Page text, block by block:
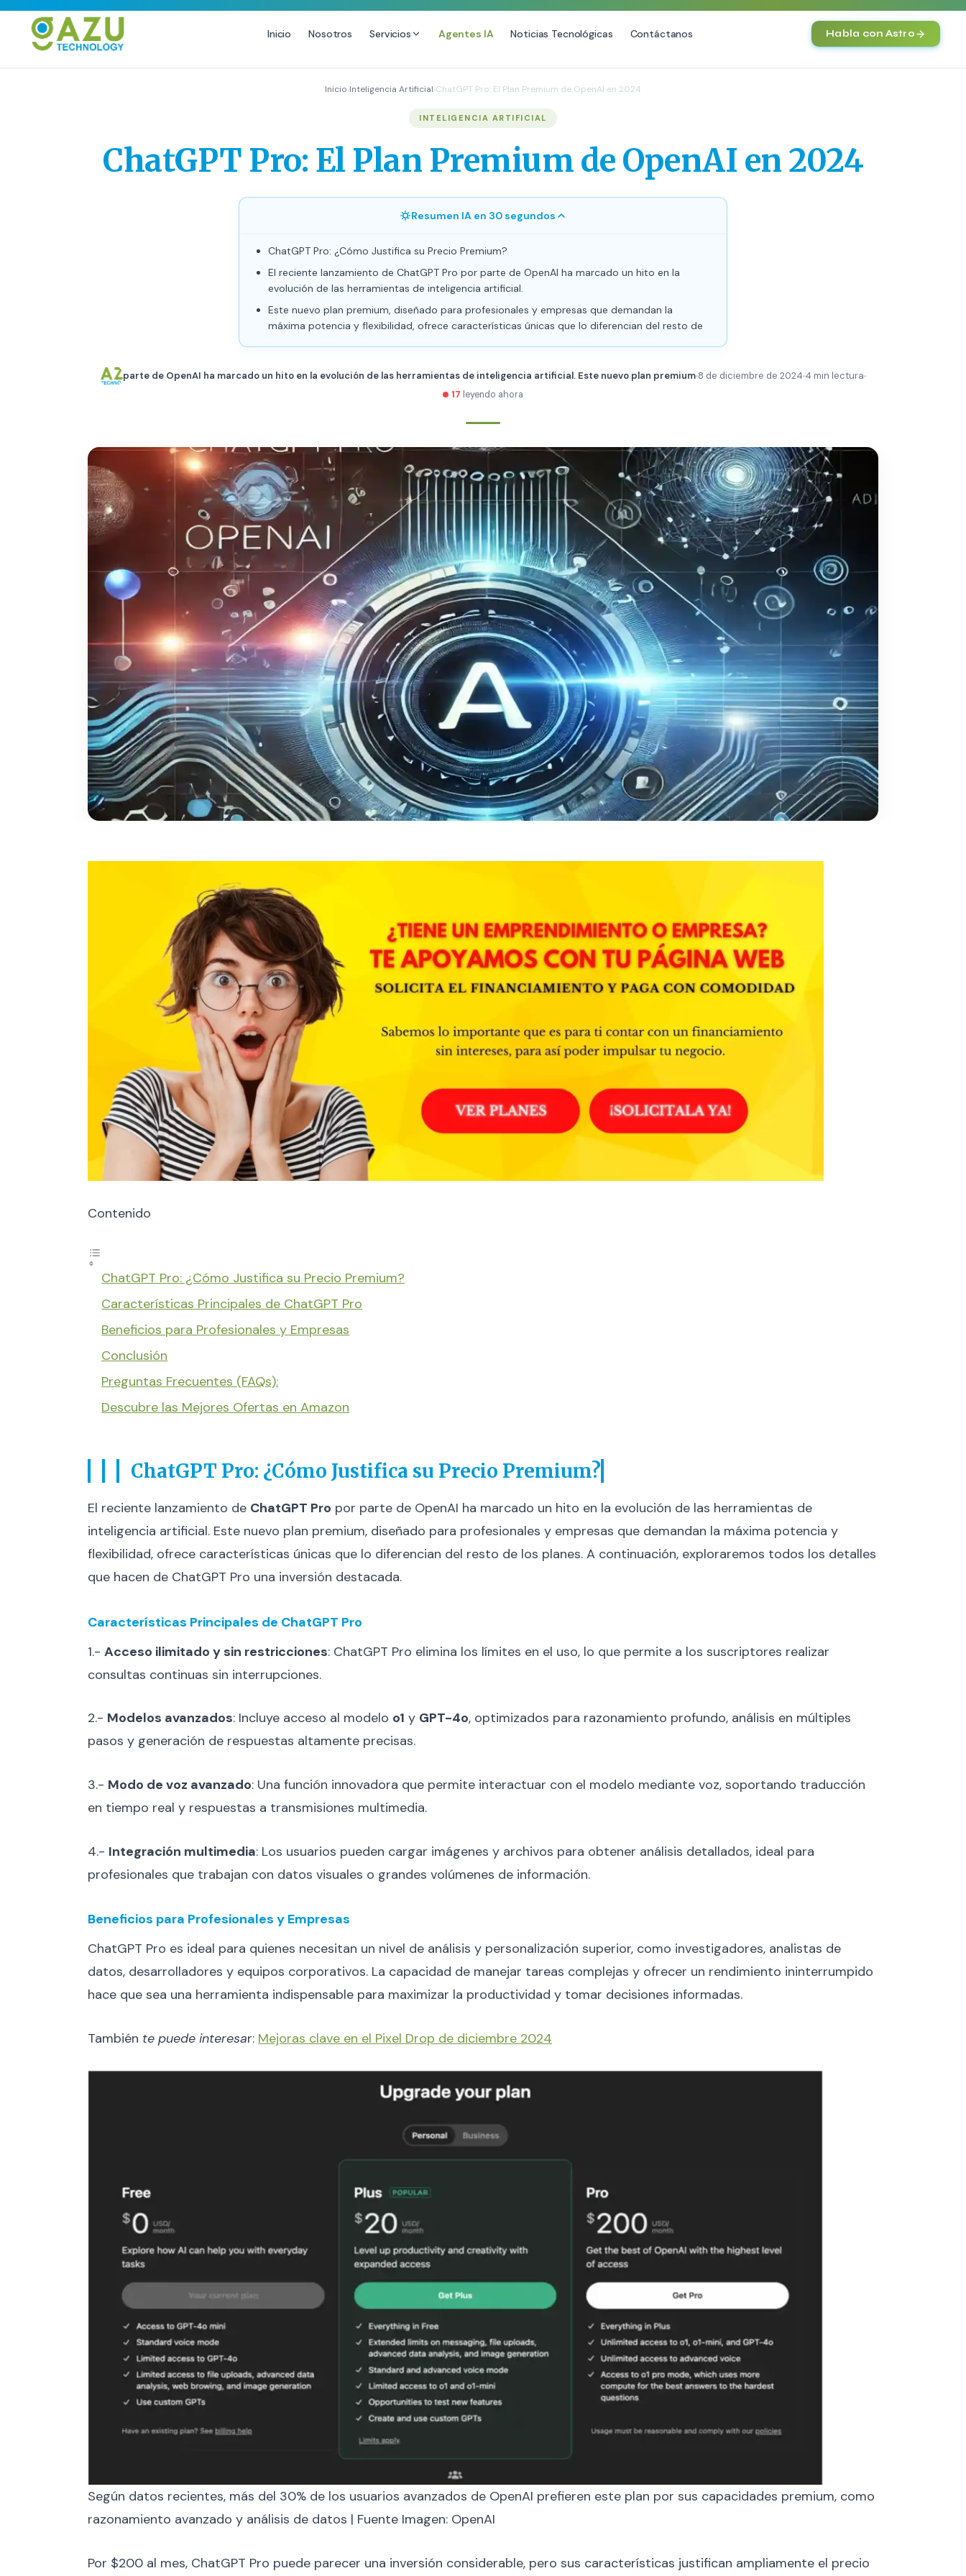
Inicio Nosotros Servicios Agentes IA Noticias Tecnológicas Contáctanos Habla con Astro
Publicidad Digital
Growth Youtube ↗
Diseño Web Premium
Consultoría SEO
SEO Local Avanzado
SEO para E-commerce
Link Building Premium
Posicionamiento en IA (GEO)
Chatbot Multicanal
Automatización Inteligente
E-commerce con IA
Inicio›Inteligencia Artificial›ChatGPT Pro: El Plan Premium de OpenAI en 2024
INTELIGENCIA ARTIFICIAL
ChatGPT Pro: El Plan Premium de OpenAI en 2024
Resumen IA en 30 segundos
ChatGPT Pro: ¿Cómo Justifica su Precio Premium?
El reciente lanzamiento de ChatGPT Pro por parte de OpenAI ha marcado un hito en la
evolución de las herramientas de inteligencia artificial.
Este nuevo plan premium, diseñado para profesionales y empresas que demandan la
máxima potencia y flexibilidad, ofrece características únicas que lo diferencian del resto de
parte de OpenAI ha marcado un hito en la evolución de las herramientas de inteligencia artificial. Este nuevo plan premium 8 de diciembre de 2024 4 min lectura
17 leyendo ahora
Contenido
ChatGPT Pro: ¿Cómo Justifica su Precio Premium?
Características Principales de ChatGPT Pro
Beneficios para Profesionales y Empresas
Conclusión
Preguntas Frecuentes (FAQs):
Descubre las Mejores Ofertas en Amazon
ChatGPT Pro: ¿Cómo Justifica su Precio Premium?
El reciente lanzamiento de ChatGPT Pro por parte de OpenAI ha marcado un hito en la evolución de las herramientas de
inteligencia artificial. Este nuevo plan premium, diseñado para profesionales y empresas que demandan la máxima potencia y
flexibilidad, ofrece características únicas que lo diferencian del resto de los planes. A continuación, exploraremos todos los detalles
que hacen de ChatGPT Pro una inversión destacada.
Características Principales de ChatGPT Pro
1.- Acceso ilimitado y sin restricciones: ChatGPT Pro elimina los límites en el uso, lo que permite a los suscriptores realizar
consultas continuas sin interrupciones.
2.- Modelos avanzados: Incluye acceso al modelo o1 y GPT-4o, optimizados para razonamiento profundo, análisis en múltiples
pasos y generación de respuestas altamente precisas.
3.- Modo de voz avanzado: Una función innovadora que permite interactuar con el modelo mediante voz, soportando traducción
en tiempo real y respuestas a transmisiones multimedia.
4.- Integración multimedia: Los usuarios pueden cargar imágenes y archivos para obtener análisis detallados, ideal para
profesionales que trabajan con datos visuales o grandes volúmenes de información.
Beneficios para Profesionales y Empresas
ChatGPT Pro es ideal para quienes necesitan un nivel de análisis y personalización superior, como investigadores, analistas de
datos, desarrolladores y equipos corporativos. La capacidad de manejar tareas complejas y ofrecer un rendimiento ininterrumpido
hace que sea una herramienta indispensable para maximizar la productividad y tomar decisiones informadas.
También te puede interesar: Mejoras clave en el Pixel Drop de diciembre 2024
Según datos recientes, más del 30% de los usuarios avanzados de OpenAI prefieren este plan por sus capacidades premium, como
razonamiento avanzado y análisis de datos | Fuente Imagen: OpenAI
Por $200 al mes, ChatGPT Pro puede parecer una inversión considerable, pero sus características justifican ampliamente el precio